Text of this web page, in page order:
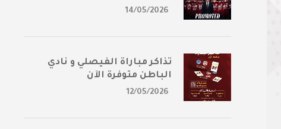
14/05/2026
تذاكر مباراة الفيصلي و نادي
الباطن متوفرة الآن
12/05/2026